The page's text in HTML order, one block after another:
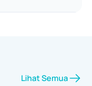
Lihat Semua